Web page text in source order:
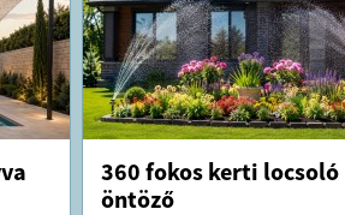
360 fokos kerti locsoló
öntöző